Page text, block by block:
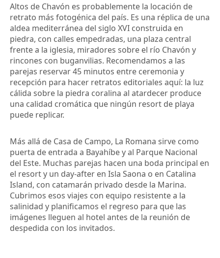
Altos de Chavón es probablemente la locación de
retrato más fotogénica del país. Es una réplica de una
aldea mediterránea del siglo XVI construida en
piedra, con calles empedradas, una plaza central
frente a la iglesia, miradores sobre el río Chavón y
rincones con buganvilias. Recomendamos a las
parejas reservar 45 minutos entre ceremonia y
recepción para hacer retratos editoriales aquí: la luz
cálida sobre la piedra coralina al atardecer produce
una calidad cromática que ningún resort de playa
puede replicar.
Más allá de Casa de Campo, La Romana sirve como
puerta de entrada a Bayahíbe y al Parque Nacional
del Este. Muchas parejas hacen una boda principal en
el resort y un day-after en Isla Saona o en Catalina
Island, con catamarán privado desde la Marina.
Cubrimos esos viajes con equipo resistente a la
salinidad y planificamos el regreso para que las
imágenes lleguen al hotel antes de la reunión de
despedida con los invitados.